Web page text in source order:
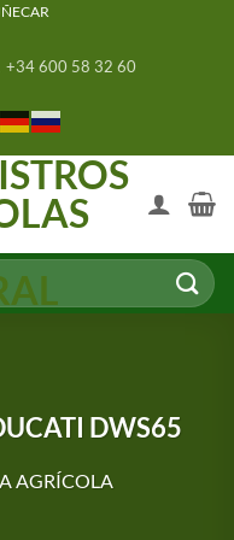
+34 600 58 32 60
DWS65
AGRÍCOLA